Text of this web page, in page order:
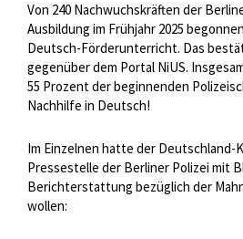
Von 240 Nachwuchskräften der
Ausbildung im Frühjahr 2025
Deutsch-Förderunterricht. Das
gegenüber dem Portal NiUS.
55 Prozent der beginnenden
Nachhilfe in Deutsch!
Im Einzelnen hatte der Deutschland-
Pressestelle der Berliner Polizei mit
Berichterstattung bezüglich der
wollen: